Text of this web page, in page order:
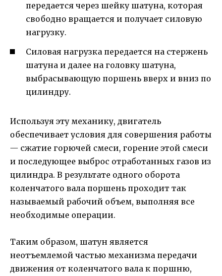
передается через шейку шатуна, которая
свободно вращается и получает силовую
нагрузку.
Силовая нагрузка передается на стержень
шатуна и далее на головку шатуна,
выбрасывающую поршень вверх и вниз по
цилиндру.
Используя эту механику, двигатель
обеспечивает условия для совершения работы
— сжатие горючей смеси, горение этой смеси
и последующее выброс отработанных газов из
цилиндра. В результате одного оборота
коленчатого вала поршень проходит так
называемый рабочий объем, выполняя все
необходимые операции.
Таким образом, шатун является
неотъемлемой частью механизма передачи
движения от коленчатого вала к поршню,